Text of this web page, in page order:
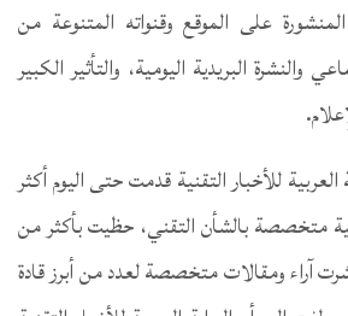
على الموقع وقنواته المتنوعة من
البريدية اليومية، والتأثير الكبير
العربية للأخبار التقنية قدمت حتى اليوم أكثر
إعلامية متخصصة بالشأن التقني، حظيت بأكثر من
آراء ومقالات متخصصة لعدد من أبرز قادة